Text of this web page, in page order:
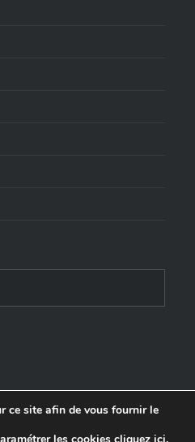
ce site afin de vous fournir le